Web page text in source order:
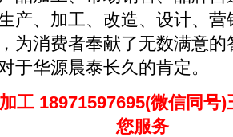
产、加工、改造、设计、营
为消费者奉献了无数满意
于华源晨泰长久的肯定。
工 18971597695(微信同号
您服务